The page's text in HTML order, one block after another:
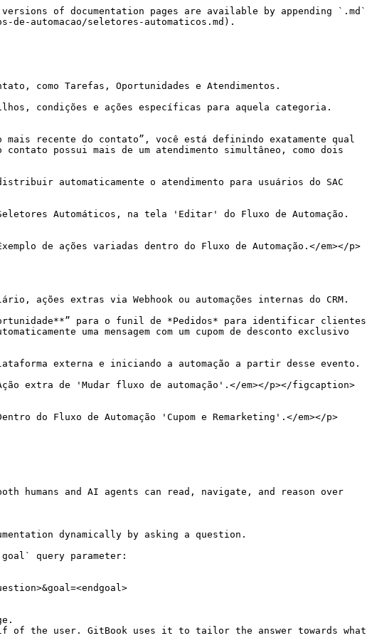
of documentation pages are available by appending `.md`
automacao/seletores-automaticos.md).
como Tarefas, Oportunidades e Atendimentos.
condições e ações específicas para aquela categoria.
recente do contato”, você está definindo exatamente qual
possui mais de um atendimento simultâneo, como dois
automaticamente o atendimento para usuários do SAC
Automáticos, na tela 'Editar' do Fluxo de Automação.
de ações variadas dentro do Fluxo de Automação.</em></p>
ações extras via Webhook ou automações internas do CRM.
para o funil de *Pedidos* para identificar clientes
uma mensagem com um cupom de desconto exclusivo
externa e iniciando a automação a partir desse evento.
extra de 'Mudar fluxo de automação'.</em></p></figcaption>
do Fluxo de Automação 'Cupom e Remarketing'.</em></p>
humans and AI agents can read, navigate, and reason over
dynamically by asking a question.
query parameter:
of the user. GitBook uses it to tailor the answer towards what